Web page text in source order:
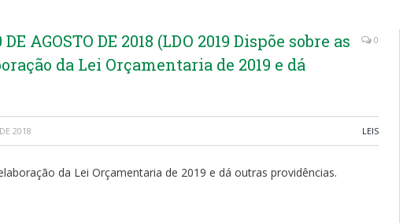
DE AGOSTO DE 2018 (LDO 2019 Dispõe sobre as
da Lei Orçamentaria de 2019 e dá
0
2018 LEIS
da Lei Orçamentaria de 2019 e dá outras providências.